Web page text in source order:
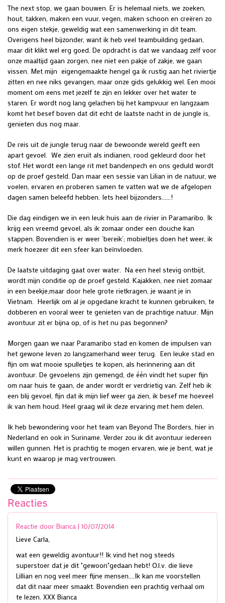
The next stop, we gaan bouwen. Er is helemaal niets, we zoeken,
hout, takken, maken een vuur, vegen, maken schoon en creëren zo
ons eigen stekje, geweldig wat een samenwerking in dit team.
Overigens heel bijzonder, want ik heb veel teambuilding gedaan,
maar dit klikt wel erg goed. De opdracht is dat we vandaag zelf voor
onze maaltijd gaan zorgen, nee niet een pakje of zakje, we gaan
vissen. Met mijn eigengemaakte hengel ga ik rustig aan het riviertje
zitten en nee niks gevangen, maar onze gids gelukkig wel. Een mooi
moment om eens met jezelf te zijn en lekker over het water te
staren. Er wordt nog lang gelachen bij het kampvuur en langzaam
komt het besef boven dat dit echt de laatste nacht in de jungle is,
genieten dus nog maar.
De reis uit de jungle terug naar de bewoonde wereld geeft een
apart gevoel. We zien eruit als indianen, rood gekleurd door het
stof. Het wordt een lange rit met bandenpech en ons geduld wordt
op de proef gesteld. Dan maar een sessie van Lilian in de natuur, we
voelen, ervaren en proberen samen te vatten wat we de afgelopen
dagen samen beleefd hebben. Iets heel bijzonders……!
Die dag eindigen we in een leuk huis aan de rivier in Paramaribo. Ik
krijg een vreemd gevoel, als ik zomaar onder een douche kan
stappen. Bovendien is er weer ‘bereik’; mobieltjes doen het weer, ik
merk hoezeer dit een sfeer kan beïnvloeden.
De laatste uitdaging gaat over water. Na een heel stevig ontbijt,
wordt mijn conditie op de proef gesteld. Kajakken, nee niet zomaar
in een beekje,maar door hele grote rietkragen, je waant je in
Vietnam. Heerlijk om al je opgedane kracht te kunnen gebruiken, te
dobberen en vooral weer te genieten van de prachtige natuur. Mijn
avontuur zit er bijna op, of is het nu pas begonnen?
Morgen gaan we naar Paramaribo stad en komen de impulsen van
het gewone leven zo langzamerhand weer terug. Een leuke stad en
fijn om wat mooie spulletjes te kopen, als herinnering aan dit
avontuur. De gevoelens zijn gemengd, de één vindt het super fijn
om naar huis te gaan, de ander wordt er verdrietig van. Zelf heb ik
een blij gevoel, fijn dat ik mijn lief weer ga zien, ik besef me hoeveel
ik van hem houd. Heel graag wil ik deze ervaring met hem delen.
Ik heb bewondering voor het team van Beyond The Borders, hier in
Nederland en ook in Suriname. Verder zou ik dit avontuur iedereen
willen gunnen. Het is prachtig te mogen ervaren, wie je bent, wat je
kunt en waarop je mag vertrouwen.
Reacties
Reactie door Bianca | 10/07/2014
Lieve Carla,
wat een geweldig avontuur!! Ik vind het nog steeds
superstoer dat je dit "gewoon"gedaan hebt! O.l.v. die lieve
Lillian en nog veel meer fijne mensen....Ik kan me voorstellen
dat dit naar meer smaakt. Bovendien een prachtig verhaal om
te lezen. XXX Bianca